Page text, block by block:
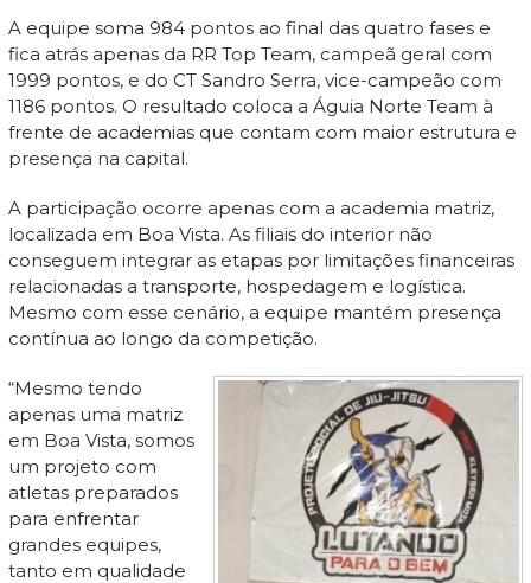
A equipe soma 984 pontos ao final das quatro fases e
fica atrás apenas da RR Top Team, campeã geral com
1999 pontos, e do CT Sandro Serra, vice-campeão com
1186 pontos. O resultado coloca a Águia Norte Team à
frente de academias que contam com maior estrutura e
presença na capital.
A participação ocorre apenas com a academia matriz,
localizada em Boa Vista. As filiais do interior não
conseguem integrar as etapas por limitações financeiras
relacionadas a transporte, hospedagem e logística.
Mesmo com esse cenário, a equipe mantém presença
contínua ao longo da competição.
“Mesmo tendo
apenas uma matriz
em Boa Vista, somos
um projeto com
atletas preparados
para enfrentar
grandes equipes,
tanto em qualidade